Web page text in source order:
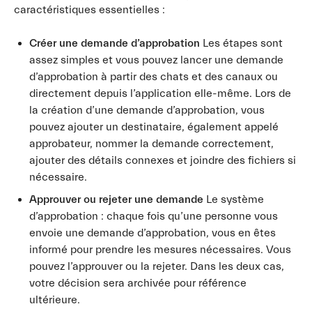
caractéristiques essentielles :
Créer une demande d’approbation Les étapes sont
assez simples et vous pouvez lancer une demande
d’approbation à partir des chats et des canaux ou
directement depuis l’application elle-même. Lors de
la création d’une demande d’approbation, vous
pouvez ajouter un destinataire, également appelé
approbateur, nommer la demande correctement,
ajouter des détails connexes et joindre des fichiers si
nécessaire.
Approuver ou rejeter une demande Le système
d’approbation : chaque fois qu’une personne vous
envoie une demande d’approbation, vous en êtes
informé pour prendre les mesures nécessaires. Vous
pouvez l’approuver ou la rejeter. Dans les deux cas,
votre décision sera archivée pour référence
ultérieure.